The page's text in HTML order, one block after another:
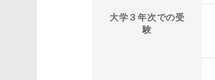
大学３年次での受
験